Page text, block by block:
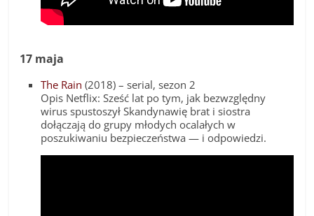
17 maja
The Rain (2018) – serial, sezon 2
Opis Netflix: Sześć lat po tym, jak bezwzględny
wirus spustoszył Skandynawię brat i siostra
dołączają do grupy młodych ocalałych w
poszukiwaniu bezpieczeństwa — i odpowiedzi.